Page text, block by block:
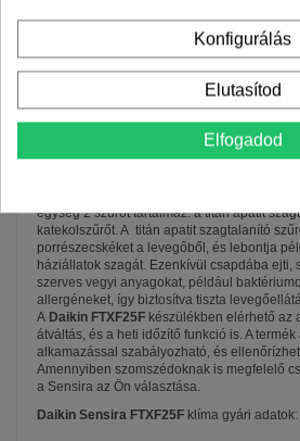
családjának. Ez a készülék megfelelő
helységekhez, normál belmagasság mellett.
márka, 100 éves múlttal, ami garancia a
fejlett technológiai megoldásokkal van
optimális megoldás a szobahőmérséklet
páratartalom és a jobb levegő minőség
kevesebb energiát fogyaszt. ADaikin
termékcsalád része, amelyet az R-32
68%-kal csökkenti a globális felmelegedés
egység 2 szűrőt tartalmaz: a titán apatit
katekolszűrőt. A titán apatit szagtalanító
porrészecskéket a levegőből, és lebontja
háziállatok szagát. Ezenkívül csapdába ejti,
szerves vegyi anyagokat, például
allergéneket, így biztosítva tiszta
A Daikin FTXF25F készülékben elérhető az
átváltás, és a heti időzítő funkció is. A
alkamazással szabályozható, és
Amennyiben szomszédoknak is megfelelő
a Sensira az Ön választása.
Daikin Sensira FTXF25F klíma gyári adatok:
Konfigurálás
Elutasítod
Elfogadod